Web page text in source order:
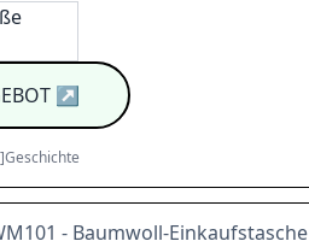
↗
]Geschichte
- Baumwoll-Einkaufstasche